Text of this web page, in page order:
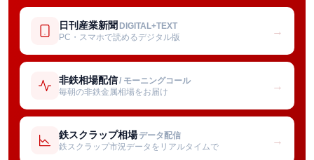
日刊産業新聞 DIGITAL+TEXT
PC・スマホで読めるデジタル版
→
非鉄相場配信/ モーニングコール
毎朝の非鉄金属相場をお届け
→
鉄スクラップ相場 データ配信
鉄スクラップ市況データをリアルタイムで
→